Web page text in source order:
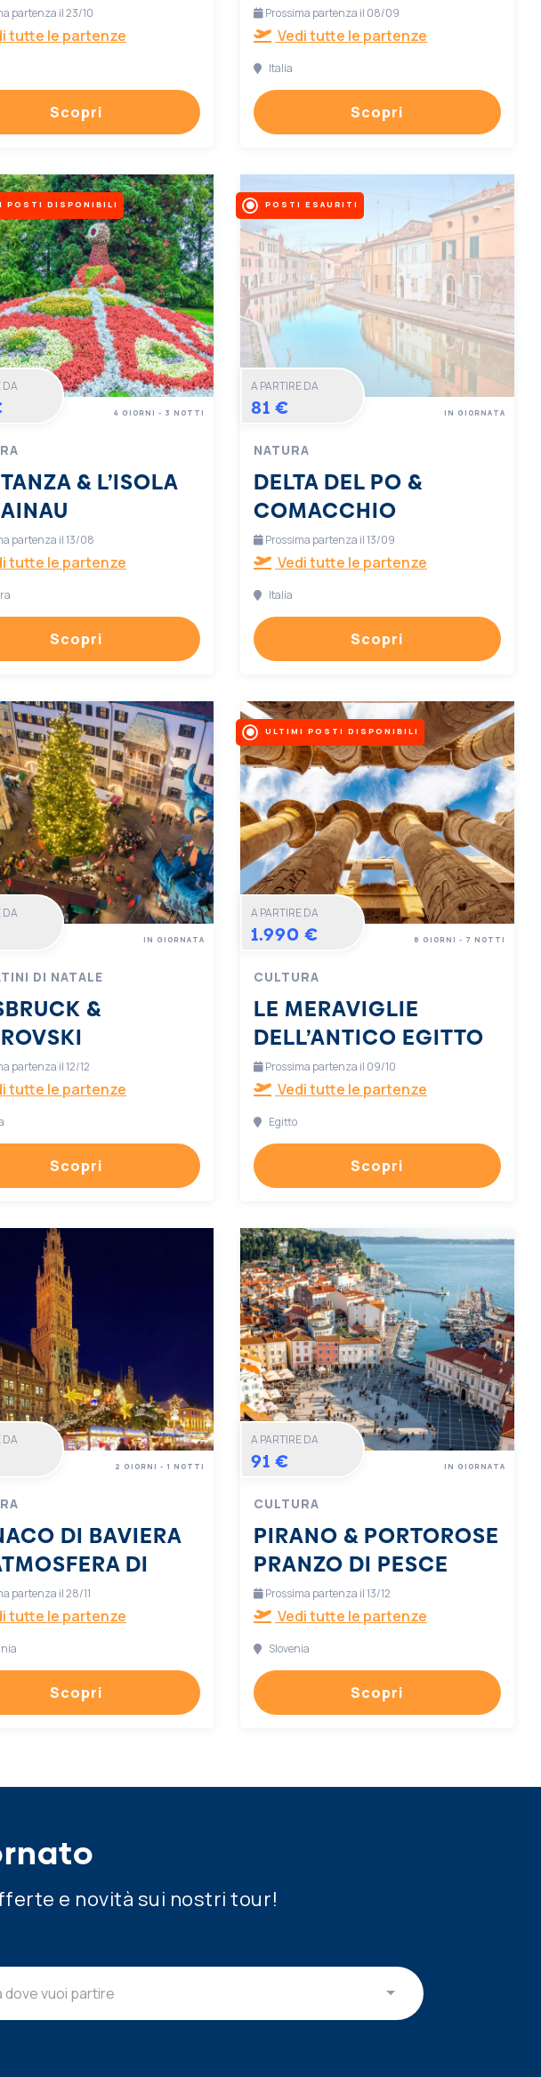
partenza il 23/10
tutte le partenze
Scopri
Prossima partenza il 08/09
Vedi tutte le partenze
Italia
Scopri
POSTI DISPONIBILI
DA
& L’ISOLA
4 GIORNI - 3 NOTTI
partenza il 13/08
tutte le partenze
Scopri
POSTI ESAURITI
A PARTIRE DA
81 €
NATURA
DELTA DEL PO &
COMACCHIO
IN GIORNATA
Prossima partenza il 13/09
Vedi tutte le partenze
Italia
Scopri
DA
DI NATALE
&
IN GIORNATA
partenza il 12/12
tutte le partenze
Scopri
ULTIMI POSTI DISPONIBILI
A PARTIRE DA
1.990 €
CULTURA
LE MERAVIGLIE
DELL’ANTICO EGITTO
8 GIORNI - 7 NOTTI
Prossima partenza il 09/10
Vedi tutte le partenze
Egitto
Scopri
DA
DI BAVIERA
DI
2 GIORNI - 1 NOTTI
partenza il 28/11
tutte le partenze
Scopri
A PARTIRE DA
91 €
CULTURA
PIRANO & PORTOROSE
PRANZO DI PESCE
IN GIORNATA
Prossima partenza il 13/12
Vedi tutte le partenze
Slovenia
Scopri
e novità sui nostri tour!
dove vuoi partire